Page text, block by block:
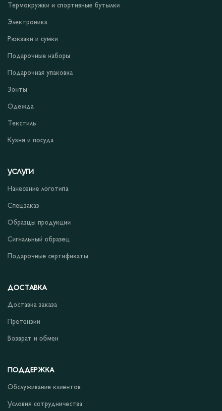
Термокружки и спортивные бутылки
Электроника
Рюкзаки и сумки
Подарочные наборы
Подарочная упаковка
Зонты
Одежда
Текстиль
Кухня и посуда
УСЛУГИ
Нанесение логотипа
Спецзаказ
Образцы продукции
Сигнальный образец
Подарочные сертификаты
ДОСТАВКА
Доставка заказа
Претензии
Возврат и обмен
ПОДДЕРЖКА
Обслуживание клиентов
Условия сотрудничества